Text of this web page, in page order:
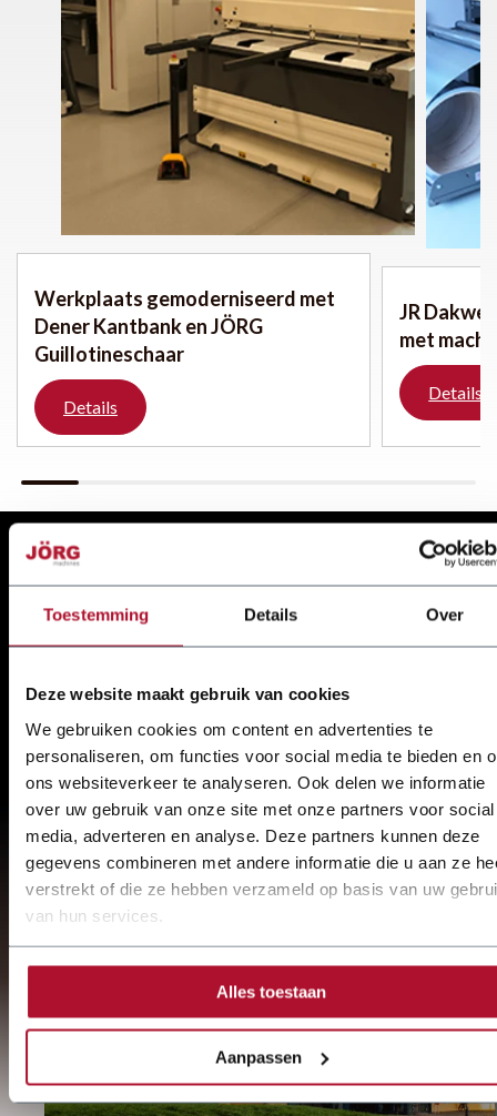
Toestemming Details Over
Deze website maakt gebruik van cookies
We gebruiken cookies om content en advertenties te
personaliseren, om functies voor social media te bieden en
ons websiteverkeer te analyseren. Ook delen we informatie
over uw gebruik van onze site met onze partners voor social
media, adverteren en analyse. Deze partners kunnen deze
gegevens combineren met andere informatie die u aan ze
verstrekt of die ze hebben verzameld op basis van uw
van hun services.
Alles toestaan
Aanpassen
Werkplaats gemoderniseerd met
Dener Kantbank en JÖRG
Guillotineschaar
Details
JR
met
Details
Al meer dan 85 jaar fabrikant en
importeur van betrouwbare
Snelle service en reparatie door monteurs van
JÖRG staat voor engineering en realisatie.
Ontdek meer overJÖRG